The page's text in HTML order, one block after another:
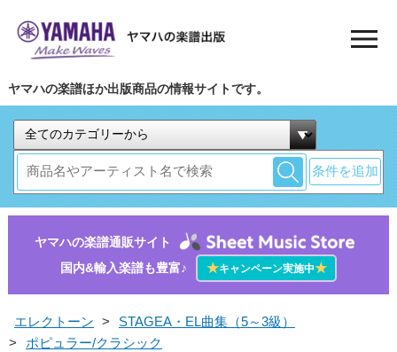
ヤマハの楽譜ほか出版商品の情報サイトです。
条件を追加
ヤマハの楽譜通販サイト
国内&輸入楽譜も豊富♪
★キャンペーン実施中★
エレクトーン >
STAGEA・EL曲集（5～3級）
>
ポピュラー/クラシック